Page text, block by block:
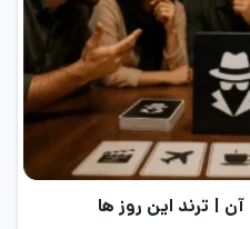
| ترند این روز ها